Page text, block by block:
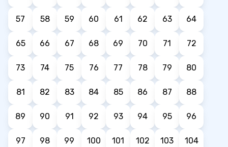
57 58 59 60 61 62 63 64
65 66 67 68 69 70 71 72
73 74 75 76 77 78 79 80
81 82 83 84 85 86 87 88
89 90 91 92 93 94 95 96
97 98 99 100 101 102 103 104